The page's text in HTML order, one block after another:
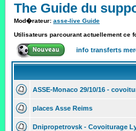
The Guide du
Mod�rateur: asse-live Guide
Utilisateurs parcourant actuellement ce
info transferts
ASSE-Monaco 29/10/16 -
places Asse Reims
Dnipropetrovsk - Covoiturage